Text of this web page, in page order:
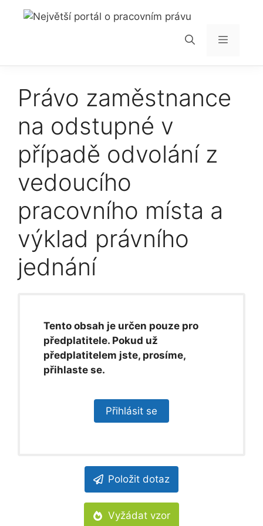
Přeskočit
Menu
Právo zaměstnance
na odstupné v
případě odvolání z
vedoucího
pracovního místa a
výklad právního
jednání
Tento obsah je určen pouze pro
předplatitele. Pokud už
předplatitelem jste, prosíme,
přihlaste se.
Přihlásit se
Položit dotaz
Vyžádat vzor